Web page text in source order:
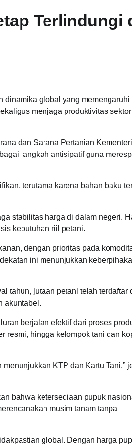
Terlindungi
dinamika global yang memengaruhi
menjaga produktivitas sektor
dan Sarana Pertanian
langkah antisipatif guna
terutama karena bahan baku
stabilitas harga di dalam negeri.
kebutuhan riil petani.
dengan prioritas pada
ini menunjukkan
tahun, jutaan petani telah terdaftar
akuntabel.
berjalan efektif dari proses
resmi, hingga kelompok tani dan
KTP dan Kartu Tani,”
bahwa ketersediaan pupuk
musim tanam tanpa
global. Dengan harga